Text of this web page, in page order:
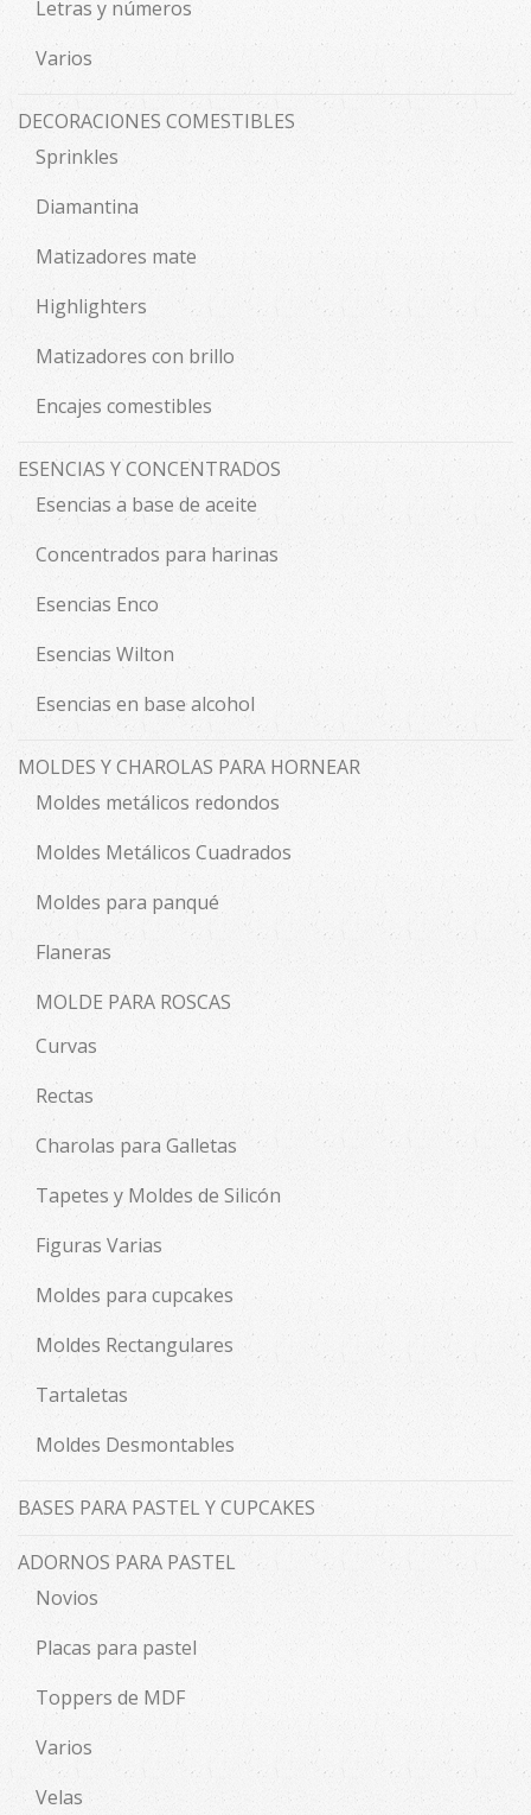
Letras y números
Varios
DECORACIONES COMESTIBLES
Sprinkles
Diamantina
Matizadores mate
Highlighters
Matizadores con brillo
Encajes comestibles
ESENCIAS Y CONCENTRADOS
Esencias a base de aceite
Concentrados para harinas
Esencias Enco
Esencias Wilton
Esencias en base alcohol
MOLDES Y CHAROLAS PARA HORNEAR
Moldes metálicos redondos
Moldes Metálicos Cuadrados
Moldes para panqué
Flaneras
MOLDE PARA ROSCAS
Curvas
Rectas
Charolas para Galletas
Tapetes y Moldes de Silicón
Figuras Varias
Moldes para cupcakes
Moldes Rectangulares
Tartaletas
Moldes Desmontables
BASES PARA PASTEL Y CUPCAKES
ADORNOS PARA PASTEL
Novios
Placas para pastel
Toppers de MDF
Varios
Velas